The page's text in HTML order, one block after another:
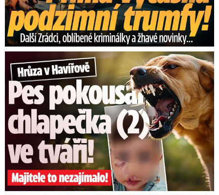
Hrůza v Havířově: Pes pokousal chlapečka (2) ve tváři!